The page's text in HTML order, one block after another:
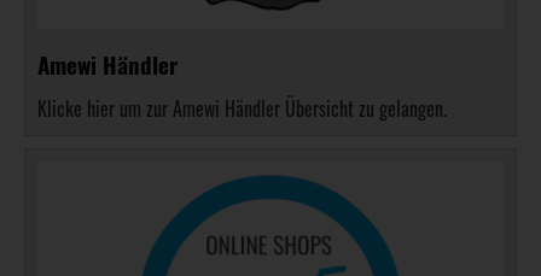
Amewi Händler
Klicke hier um zur Amewi Händler Übersicht zu gelangen.